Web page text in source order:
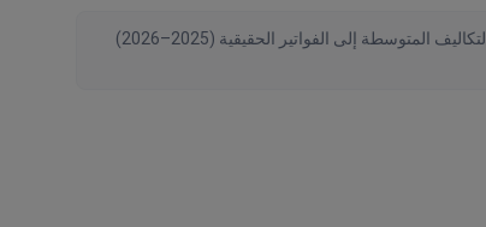
تم التحقق من البيانات بواسطة Bookimed اعتبارًا من August 2026، استنادًا إلى طلبات المرضى والعروض الرسمية من 293 عيادة حول العالم. تستند التكاليف المتوسطة إلى الفواتير الحقيقية (2025–2026)